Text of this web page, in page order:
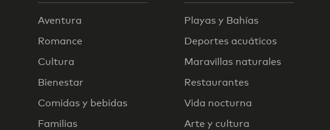
Aventura
Romance
Cultura
Bienestar
Comidas y bebidas
Familias
Playas y Bahías
Deportes acuáticos
Maravillas naturales
Restaurantes
Vida nocturna
Arte y cultura